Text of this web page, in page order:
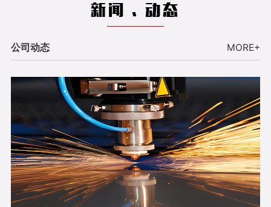
新闻 . 动态
公司动态 MORE+